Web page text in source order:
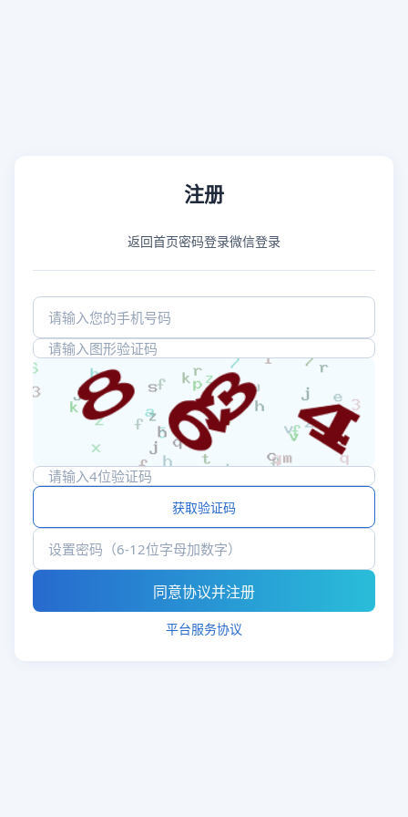
注册
返回首页密码登录微信登录
获取验证码
平台服务协议